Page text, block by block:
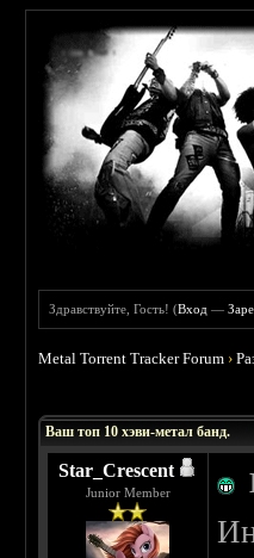
Здравствуйте, Гость! (Вход —
Metal Torrent Tracker Forum ›
Ваш топ 10 хэви-метал банд.
Star_Crescent
Junior Member